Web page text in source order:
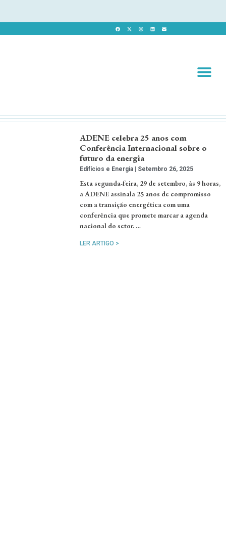
ADENE celebra 25 anos com
Conferência Internacional sobre o
futuro da energia
Edifícios e Energia Setembro 26, 2025
Esta segunda-feira, 29 de setembro, às 9 horas,
a ADENE assinala 25 anos de compromisso
com a transição energética com uma
conferência que promete marcar a agenda
nacional do setor. …
LER ARTIGO >